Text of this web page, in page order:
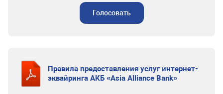
Голосовать
Правила предоставления услуг интернет-
эквайринга АКБ «Asia Alliance Bank»